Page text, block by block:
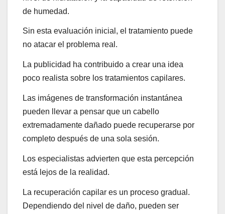
de humedad.
Sin esta evaluación inicial, el tratamiento puede
no atacar el problema real.
La publicidad ha contribuido a crear una idea
poco realista sobre los tratamientos capilares.
Las imágenes de transformación instantánea
pueden llevar a pensar que un cabello
extremadamente dañado puede recuperarse por
completo después de una sola sesión.
Los especialistas advierten que esta percepción
está lejos de la realidad.
La recuperación capilar es un proceso gradual.
Dependiendo del nivel de daño, pueden ser